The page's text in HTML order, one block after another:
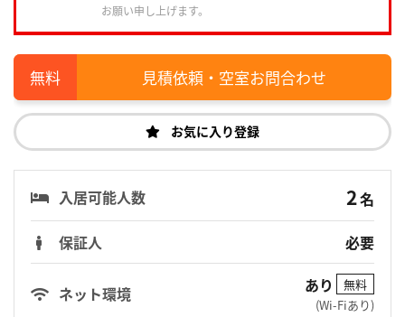
お願い申し上げます。
見積依頼・空室お問合わせ
お気に入り登録
入居可能人数 2名
保証人
必要
ネット環境 あり
無料
(Wi-Fiあり)